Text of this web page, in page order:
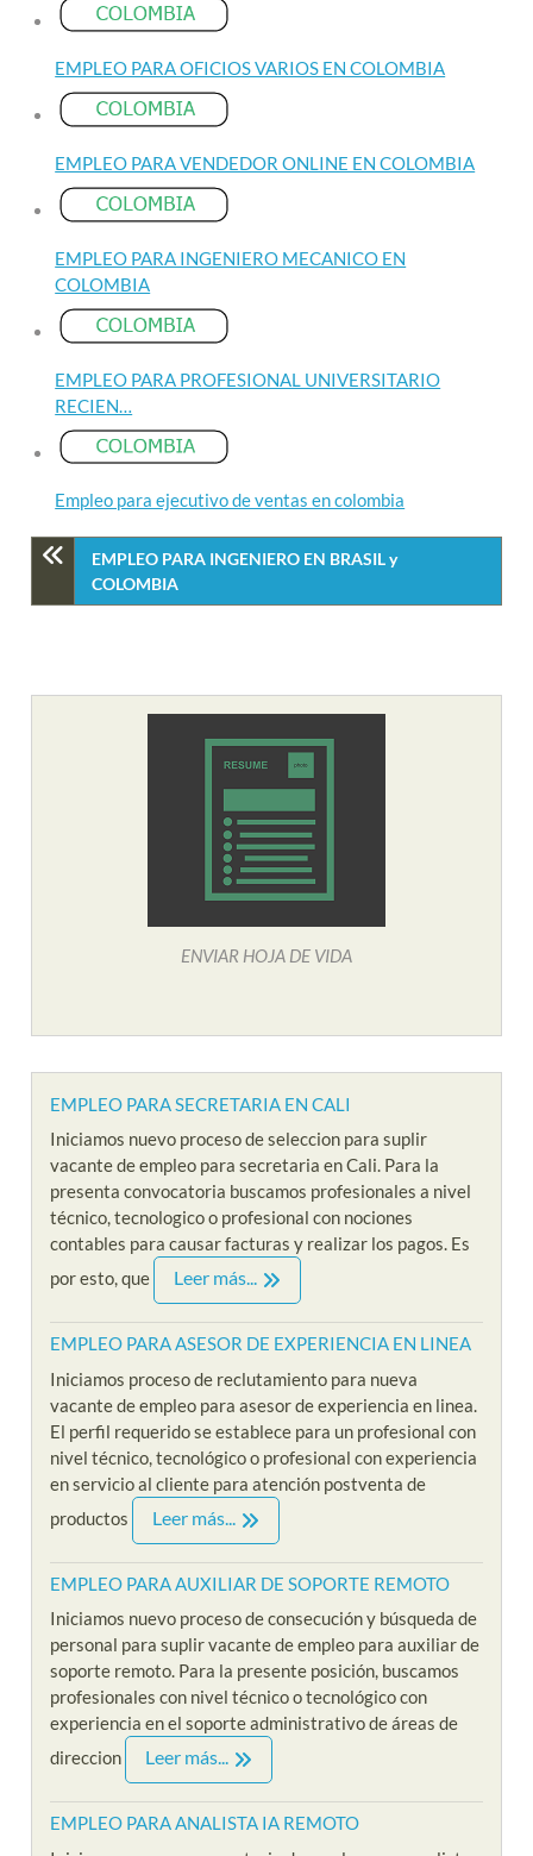
EMPLEO PARA OFICIOS VARIOS EN COLOMBIA
EMPLEO PARA VENDEDOR ONLINE EN COLOMBIA
EMPLEO PARA INGENIERO MECANICO EN
COLOMBIA
EMPLEO PARA PROFESIONAL UNIVERSITARIO
RECIEN…
Empleo para ejecutivo de ventas en colombia
EMPLEO PARA INGENIERO EN BRASIL y
COLOMBIA
ENVIAR HOJA DE VIDA
EMPLEO PARA SECRETARIA EN CALI
Iniciamos nuevo proceso de seleccion para suplir
vacante de empleo para secretaria en Cali. Para la
presenta convocatoria buscamos profesionales a nivel
técnico, tecnologico o profesional con nociones
contables para causar facturas y realizar los pagos. Es
por esto, que
Leer más...
EMPLEO PARA ASESOR DE EXPERIENCIA EN LINEA
Iniciamos proceso de reclutamiento para nueva
vacante de empleo para asesor de experiencia en linea.
El perfil requerido se establece para un profesional con
nivel técnico, tecnológico o profesional con experiencia
en servicio al cliente para atención postventa de
productos
Leer más...
EMPLEO PARA AUXILIAR DE SOPORTE REMOTO
Iniciamos nuevo proceso de consecución y búsqueda de
personal para suplir vacante de empleo para auxiliar de
soporte remoto. Para la presente posición, buscamos
profesionales con nivel técnico o tecnológico con
experiencia en el soporte administrativo de áreas de
direccion
Leer más...
EMPLEO PARA ANALISTA IA REMOTO